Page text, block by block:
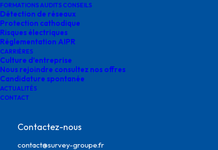
FORMATIONS AUDITS CONSEILS
Détection de réseaux
Protection cathodique
Risques électriques
Réglementation AIPR
CARRIÈRES
Culture d’entreprise
Nous rejoindre consultez nos offres
Candidature spontanée
ACTUALITÉS
CONTACT
Contactez-nous
contact@survey-groupe.fr
rapport validé par un organisme tiers certificateur.